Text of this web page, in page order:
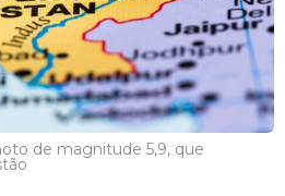
de magnitude 5,9, que